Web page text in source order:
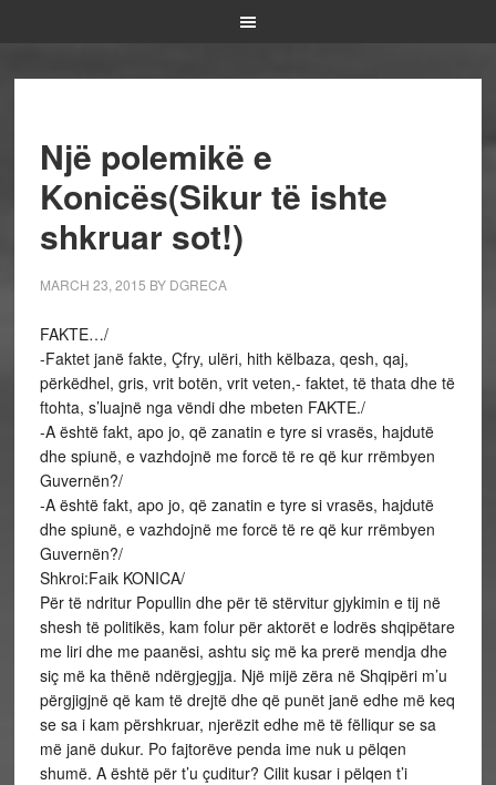
Një polemikë e
Konicës(Sikur të ishte
shkruar sot!)
MARCH 23, 2015 BY DGRECA
FAKTE…/
-Faktet janë fakte, Çfry, ulëri, hith këlbaza, qesh, qaj,
përkëdhel, gris, vrit botën, vrit veten,- faktet, të thata dhe të
ftohta, s’luajnë nga vëndi dhe mbeten FAKTE./
-A është fakt, apo jo, që zanatin e tyre si vrasës, hajdutë
dhe spiunë, e vazhdojnë me forcë të re që kur rrëmbyen
Guvernën?/
-A është fakt, apo jo, që zanatin e tyre si vrasës, hajdutë
dhe spiunë, e vazhdojnë me forcë të re që kur rrëmbyen
Guvernën?/
Shkroi:Faik KONICA/
Për të ndritur Popullin dhe për të stërvitur gjykimin e tij në
shesh të politikës, kam folur për aktorët e lodrës shqipëtare
me liri dhe me paanësi, ashtu siç më ka prerë mendja dhe
siç më ka thënë ndërgjegjja. Një mijë zëra në Shqipëri m’u
përgjigjnë që kam të drejtë dhe që punët janë edhe më keq
se sa i kam përshkruar, njerëzit edhe më të fëlliqur se sa
më janë dukur. Po fajtorëve penda ime nuk u pëlqen
shumë. A është për t’u çuditur? Cilit kusar i pëlqen t’i